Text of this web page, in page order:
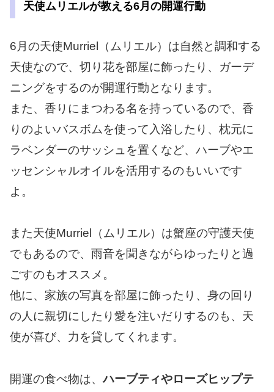
天使ムリエルが教える6月の開運行動
6月の天使Murriel（ムリエル）は自然と調和する
天使なので、切り花を部屋に飾ったり、ガーデ
ニングをするのが開運行動となります。
また、香りにまつわる名を持っているので、香
りのよいバスボムを使って入浴したり、枕元に
ラベンダーのサッシュを置くなど、ハーブやエ
ッセンシャルオイルを活用するのもいいです
よ。
また天使Murriel（ムリエル）は蟹座の守護天使
でもあるので、雨音を聞きながらゆったりと過
ごすのもオススメ。
他に、家族の写真を部屋に飾ったり、身の回り
の人に親切にしたり愛を注いだりするのも、天
使が喜び、力を貸してくれます。
開運の食べ物は、ハーブティやローズヒップテ